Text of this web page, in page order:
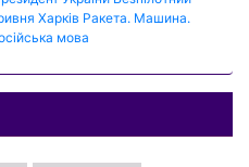
Харків Ракета. Машина.
мова